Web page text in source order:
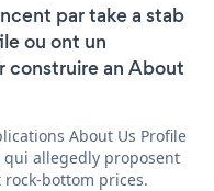
par take a stab
ou ont un
construire an About
About Us Profile
qui allegedly proposent
bottom prices.